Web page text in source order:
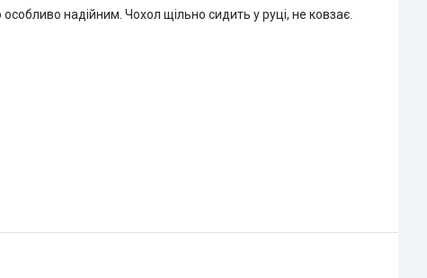
надійним. Чохол щільно сидить у руці, не ковзає.